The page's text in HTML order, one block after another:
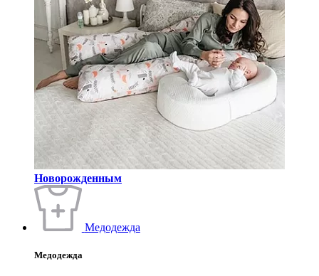
Новорожденным
Медодежда
Медодежда